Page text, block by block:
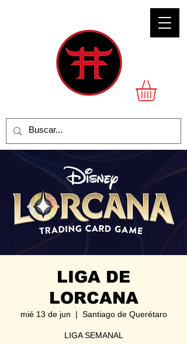
LIGA DE
LORCANA
mié 13 de jun
  |
Santiago de Querétaro
LIGA SEMANAL